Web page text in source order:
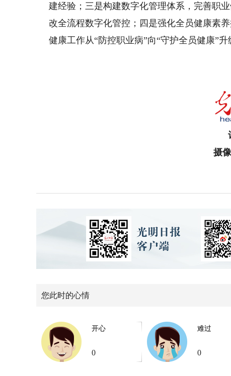
建经验；三是构建数字化管理体系，完善职
改全流程数字化管控；四是强化全员健康素
健康工作从“防控职业病”向“守护全员健康”
摄
您此时的心情
开心
0
难过
0